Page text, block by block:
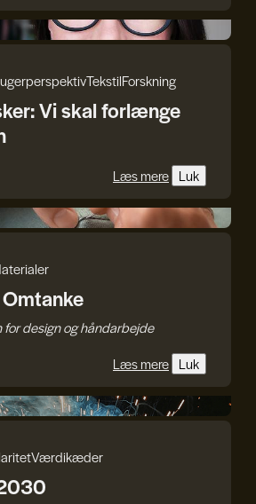
TekstilForskning
Vi skal forlænge
Læs mere Luk
for design og håndarbejde
Læs mere Luk
Værdikæder